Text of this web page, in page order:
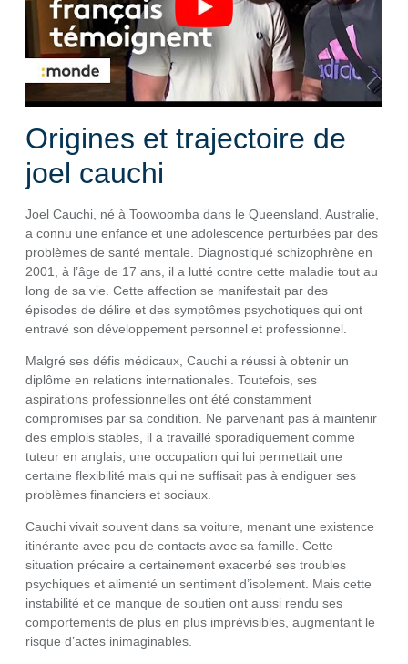
Origines et trajectoire de
joel cauchi
Joel Cauchi, né à Toowoomba dans le Queensland, Australie,
a connu une enfance et une adolescence perturbées par des
problèmes de santé mentale. Diagnostiqué schizophrène en
2001, à l’âge de 17 ans, il a lutté contre cette maladie tout au
long de sa vie. Cette affection se manifestait par des
épisodes de délire et des symptômes psychotiques qui ont
entravé son développement personnel et professionnel.
Malgré ses défis médicaux, Cauchi a réussi à obtenir un
diplôme en relations internationales. Toutefois, ses
aspirations professionnelles ont été constamment
compromises par sa condition. Ne parvenant pas à maintenir
des emplois stables, il a travaillé sporadiquement comme
tuteur en anglais, une occupation qui lui permettait une
certaine flexibilité mais qui ne suffisait pas à endiguer ses
problèmes financiers et sociaux.
Cauchi vivait souvent dans sa voiture, menant une existence
itinérante avec peu de contacts avec sa famille. Cette
situation précaire a certainement exacerbé ses troubles
psychiques et alimenté un sentiment d’isolement. Mais cette
instabilité et ce manque de soutien ont aussi rendu ses
comportements de plus en plus imprévisibles, augmentant le
risque d’actes inimaginables.